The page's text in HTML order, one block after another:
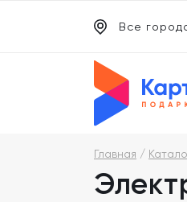
Все
ПОДАРОЧНЫЕ
Главная